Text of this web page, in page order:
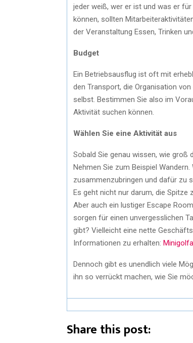
jeder weiß, wer er ist und was er
können, sollten
der Veranstaltung Essen, Trinken
Budget
Ein Betriebsausflug ist oft mit
den Transport, die Organisation
selbst. Bestimmen Sie also im
Aktivität suchen können.
Wählen Sie eine Aktivität aus
Sobald Sie genau wissen, wie groß
Nehmen Sie zum Beispiel
zusammenzubringen und dafür zu
Es geht nicht nur darum, die Spitze
Aber auch ein lustiger Escape
sorgen für einen unvergesslichen
gibt? Vielleicht eine nette
Informationen zu erhalten:
Dennoch gibt es unendlich viele
ihn so verrückt machen, wie Sie
Share this post: